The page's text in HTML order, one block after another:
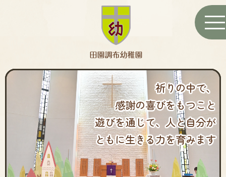
田園調布幼稚園トッ
祈りの中で、
感謝の喜びをもつこと
遊びを通じて、人と自分が
ともに生きる力を育みます